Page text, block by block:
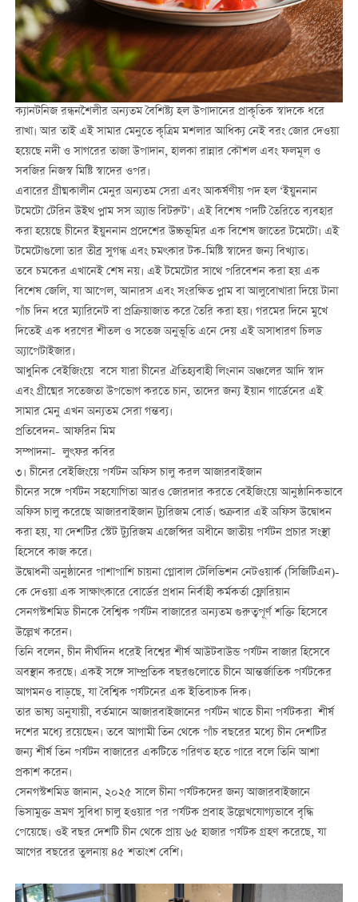
ক্যানটনিজ রন্ধনশৈলীর অন্যতম বৈশিষ্ট্য হল উপাদানের প্রাকৃতিক স্বাদকে ধরে
রাখা। আর তাই এই সামার মেনুতে কৃত্রিম মশলার আধিক্য নেই বরং জোর দেওয়া
হয়েছে নদী ও সাগরের তাজা উপাদান, হালকা রান্নার কৌশল এবং ফলমূল ও
সবজির নিজস্ব মিষ্টি স্বাদের ওপর।
এবারের গ্রীষ্মকালীন মেনুর অন্যতম সেরা এবং আকর্ষণীয় পদ হল ‘ইয়ুননান
টমেটো টেরিন উইথ প্লাম সস অ্যান্ড বিটরুট’। এই বিশেষ পদটি তৈরিতে ব্যবহার
করা হয়েছে চীনের ইয়ুননান প্রদেশের উচ্চভূমির এক বিশেষ জাতের টমেটো। এই
টমেটোগুলো তার তীব্র সুগন্ধ এবং চমৎকার টক-মিষ্টি স্বাদের জন্য বিখ্যাত।
তবে চমকের এখানেই শেষ নয়। এই টমেটোর সাথে পরিবেশন করা হয় এক
বিশেষ জেলি, যা আপেল, আনারস এবং সংরক্ষিত প্লাম বা আলুবোখারা দিয়ে টানা
পাঁচ দিন ধরে ম্যারিনেট বা প্রক্রিয়াজাত করে তৈরি করা হয়। গরমের দিনে মুখে
দিতেই এক ধরণের শীতল ও সতেজ অনুভূতি এনে দেয় এই অসাধারণ চিলড
অ্যাপেটাইজার।
আধুনিক বেইজিংয়ে বসে যারা চীনের ঐতিহ্যবাহী লিংনান অঞ্চলের আদি স্বাদ
এবং গ্রীষ্মের সতেজতা উপভোগ করতে চান, তাদের জন্য ইয়ান গার্ডেনের এই
সামার মেনু এখন অন্যতম সেরা গন্তব্য।
প্রতিবেদন- আফরিন মিম
সম্পাদনা- লুৎফর কবির
৩। চীনের বেইজিংয়ে পর্যটন অফিস চালু করল আজারবাইজান
চীনের সঙ্গে পর্যটন সহযোগিতা আরও জোরদার করতে বেইজিংয়ে আনুষ্ঠানিকভাবে
অফিস চালু করেছে আজারবাইজান ট্যুরিজম বোর্ড। শুক্রবার এই অফিস উদ্বোধন
করা হয়, যা দেশটির স্টেট ট্যুরিজম এজেন্সির অধীনে জাতীয় পর্যটন প্রচার সংস্থা
হিসেবে কাজ করে।
উদ্বোধনী অনুষ্ঠানের পাশাপাশি চায়না গ্লোবাল টেলিভিশন নেটওয়ার্ক (সিজিটিএন)-
কে দেওয়া এক সাক্ষাৎকারে বোর্ডের প্রধান নির্বাহী কর্মকর্তা ফ্লোরিয়ান
সেনগস্টশমিড চীনকে বৈশ্বিক পর্যটন বাজারের অন্যতম গুরুত্বপূর্ণ শক্তি হিসেবে
উল্লেখ করেন।
তিনি বলেন, চীন দীর্ঘদিন ধরেই বিশ্বের শীর্ষ আউটবাউন্ড পর্যটন বাজার হিসেবে
অবস্থান করছে। একই সঙ্গে সাম্প্রতিক বছরগুলোতে চীনে আন্তর্জাতিক পর্যটকের
আগমনও বাড়ছে, যা বৈশ্বিক পর্যটনের এক ইতিবাচক দিক।
তার ভাষ্য অনুযায়ী, বর্তমানে আজারবাইজানের পর্যটন খাতে চীনা পর্যটকরা শীর্ষ
দশের মধ্যে রয়েছেন। তবে আগামী তিন থেকে পাঁচ বছরের মধ্যে চীন দেশটির
জন্য শীর্ষ তিন পর্যটন বাজারের একটিতে পরিণত হতে পারে বলে তিনি আশা
প্রকাশ করেন।
সেনগস্টশমিড জানান, ২০২৫ সালে চীনা পর্যটকদের জন্য আজারবাইজানে
ভিসামুক্ত ভ্রমণ সুবিধা চালু হওয়ার পর পর্যটক প্রবাহ উল্লেখযোগ্যভাবে বৃদ্ধি
পেয়েছে। ওই বছর দেশটি চীন থেকে প্রায় ৬৫ হাজার পর্যটক গ্রহণ করেছে, যা
আগের বছরের তুলনায় ৪৫ শতাংশ বেশি।